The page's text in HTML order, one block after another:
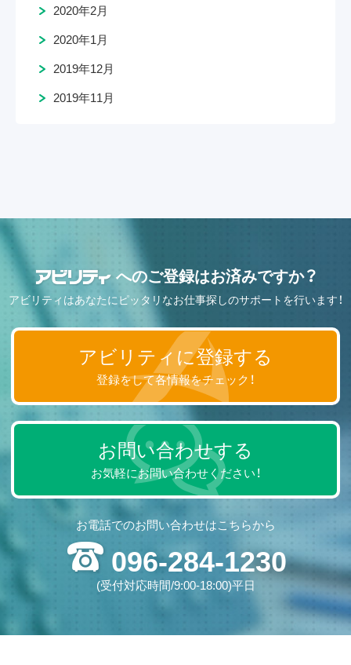
2020年2月
2020年1月
2019年12月
2019年11月
へのご登録はお済みですか？
アビリティはあなたにピッタリなお仕事探しのサポートを行います！
アビリティに登録する
登録をして各情報をチェック！
お問い合わせする
お気軽にお問い合わせください！
お電話でのお問い合わせはこちらから
096-284-1230
(受付対応時間/9:00-18:00)平日